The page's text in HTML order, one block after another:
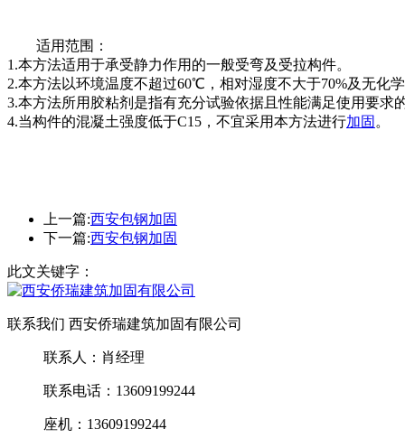
适用范围：
1.本方法适用于承受静力作用的一般受弯及受拉构件。
2.本方法以环境温度不超过60℃，相对湿度不大于70%及无化
3.本方法所用胶粘剂是指有充分试验依据且性能满足使用要求
4.当构件的混凝土强度低于C15，不宜采用本方法进行加固 。
上一篇:西安包钢加固
下一篇:西安包钢加固
此文关键字：
联系我们 西安侨瑞建筑加固有限公司
联系人：肖经理
联系电话：13609199244
座机：13609199244